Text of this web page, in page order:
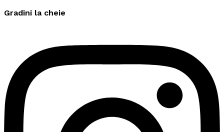
Gradini la cheie